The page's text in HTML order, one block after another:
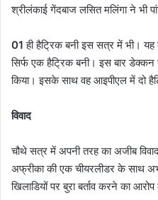
श्रीलंकाई गेंदबाज लसित मलिंगा ने भी
01 ही हैट्रिक बनी इस सत्र में भी। यह
सिर्फ एक हैट्रिक बनी। इस बार डेक्कन
किया। इसके साथ वह आइपीएल में दो
विवाद
चौथे सत्र में अपनी तरह का अजीब विवाद
अफ्रीका की एक चीयरलीडर के साथ
खिलाडियों पर बुरा बर्ताव करने का आरोप